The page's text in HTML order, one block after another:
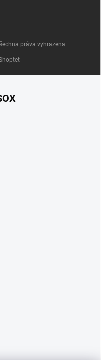
práva vyhrazena.